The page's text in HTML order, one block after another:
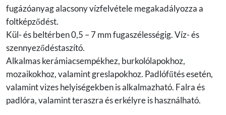
fugázóanyag alacsony vízfelvétele megakadályozza a
foltképződést.
Kül- és beltérben 0,5 – 7 mm fugaszélességig. Víz- és
szennyeződéstaszító.
Alkalmas kerámiacsempékhez, burkolólapokhoz,
mozaikokhoz, valamint greslapokhoz. Padlófűtés esetén,
valamint vizes helyiségekben is alkalmazható. Falra és
padlóra, valamint teraszra és erkélyre is használható.